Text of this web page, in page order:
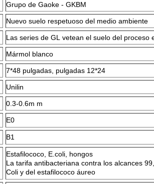
Grupo de Gaoke - GKBM
Nuevo suelo respetuoso del medio ambiente
Las series de GL vetean el suelo del proceso
Mármol blanco
7*48 pulgadas, pulgadas 12*24
Unilin
0.3-0.6m m
E0
B1
Estafilococo, E.coli, hongos
La tarifa antibacteriana contra los alcances
Coli y del estafilococo áureo